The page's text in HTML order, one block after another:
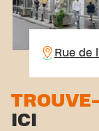
Rue de
ICI